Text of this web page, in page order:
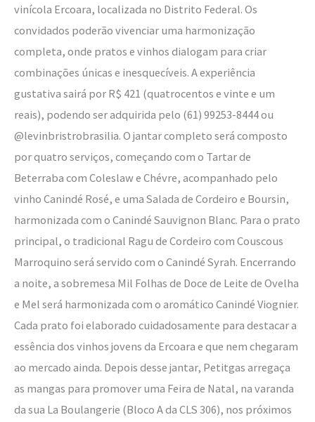
vinícola Ercoara, localizada no Distrito Federal. Os
convidados poderão vivenciar uma harmonização
completa, onde pratos e vinhos dialogam para criar
combinações únicas e inesquecíveis. A experiência
gustativa sairá por R$ 421 (quatrocentos e vinte e um
reais), podendo ser adquirida pelo (61) 99253-8444 ou
@levinbristrobrasilia. O jantar completo será composto
por quatro serviços, começando com o Tartar de
Beterraba com Coleslaw e Chévre, acompanhado pelo
vinho Canindé Rosé, e uma Salada de Cordeiro e Boursin,
harmonizada com o Canindé Sauvignon Blanc. Para o prato
principal, o tradicional Ragu de Cordeiro com Couscous
Marroquino será servido com o Canindé Syrah. Encerrando
a noite, a sobremesa Mil Folhas de Doce de Leite de Ovelha
e Mel será harmonizada com o aromático Canindé Viognier.
Cada prato foi elaborado cuidadosamente para destacar a
essência dos vinhos jovens da Ercoara e que nem chegaram
ao mercado ainda. Depois desse jantar, Petitgas arregaça
as mangas para promover uma Feira de Natal, na varanda
da sua La Boulangerie (Bloco A da CLS 306), nos próximos